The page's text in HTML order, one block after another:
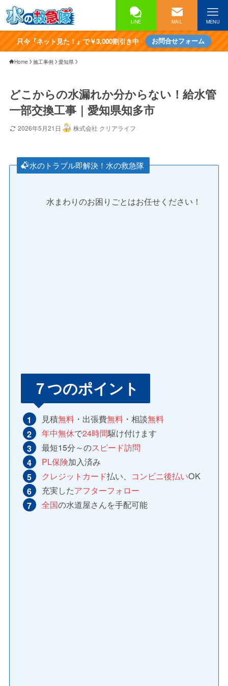
LINE MAIL MENU
只今『ネット見た！』で￥3,000割引き中 お問合せフォーム
Home 施工事例 愛知県
どこからの水漏れか分からない！給水管
一部交換工事｜愛知県知多市
2026年5月21日 株式会社 クリアライフ
水のトラブル即解決！水の救急隊
水まわりのお困りごとはお任せください！
７つのポイント
見積無料・出張費無料・相談無料
年中無休で24時間駆け付けます
最短15分～のスピード訪問
PL保険加入済み
クレジットカード払い、 コンビニ後払いOK
充実したアフターフォロー
全国の水道屋さんを手配可能